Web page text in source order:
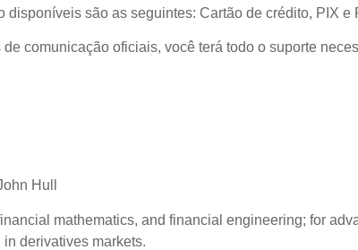
disponíveis são as seguintes: Cartão de crédito, PIX e
de comunicação oficiais, você terá todo o suporte
Hull
mathematics, and financial engineering; for
derivatives markets.